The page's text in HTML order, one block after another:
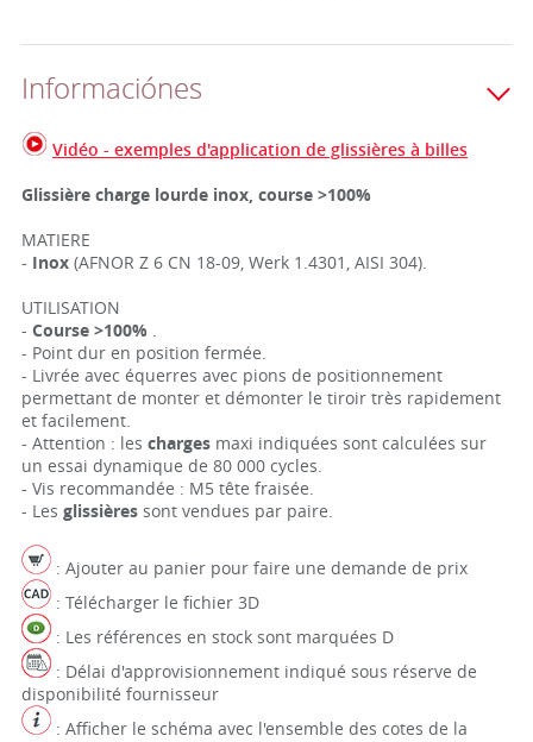
Informaciónes
Vidéo - exemples d'application de glissières à billes
Glissière charge lourde inox, course >100%
MATIERE
- Inox(AFNOR Z 6 CN 18-09, Werk 1.4301, AISI 304).
UTILISATION
- Course >100%.
- Point dur en position fermée.
- Livrée avec équerres avec pions de positionnement
permettant de monter et démonter le tiroir très rapidement
et facilement.
- Attention : les chargesmaxi indiquées sont calculées sur
un essai dynamique de 80 000 cycles.
- Vis recommandée : M5 tête fraisée.
- Les glissièressont vendues par paire.
: Ajouter au panier pour faire une demande de prix
: Télécharger le fichier 3D
: Les références en stock sont marquées D
: Délai d'approvisionnement indiqué sous réserve de
disponibilité fournisseur
: Afficher le schéma avec l'ensemble des cotes de la